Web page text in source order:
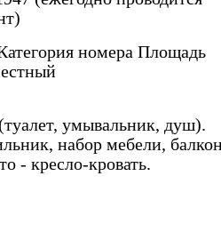
номера Площадь
умывальник, душ).
набор мебели,
- кресло-кровать.